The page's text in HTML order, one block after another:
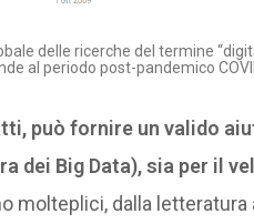
delle ricerche del termine
al periodo post-pandemico
può fornire un valido
dei Big Data), sia per il
molteplici, dalla